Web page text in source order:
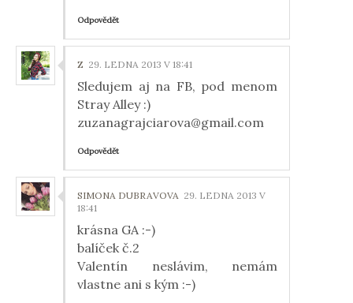
Odpovědět
Z 29. LEDNA 2013 V 18:41
Sledujem aj na FB, pod menom
Stray Alley :)
zuzanagrajciarova@gmail.com
Odpovědět
SIMONA DUBRAVOVA 29. LEDNA 2013 V
18:41
krásna GA :-)
balíček č.2
Valentín neslávim, nemám
vlastne ani s kým :-)